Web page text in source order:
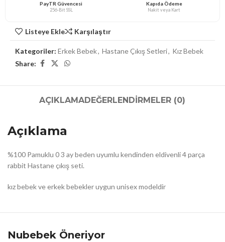
PayTR Güvencesi
256-Bit SSL
Kapıda Ödeme
Nakit veya Kart
Listeye Ekle Karşılaştır
Kategoriler: Erkek Bebek, Hastane Çıkış Setleri, Kız Bebek
Share:
AÇIKLAMADEĞERLENDIRMELER (0)
Açıklama
%100 Pamuklu 0 3 ay beden uyumlu kendinden eldivenli 4 parça
rabbit Hastane çıkış seti.
kız bebek ve erkek bebekler uygun unisex modeldir
Nubebek Öneriyor